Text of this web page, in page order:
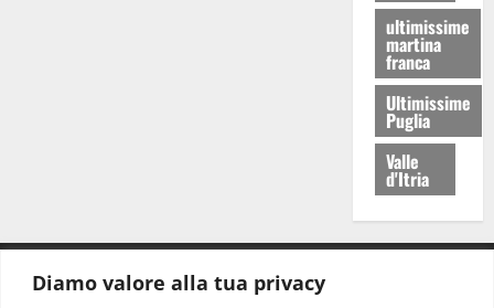
Diamo valore alla tua privacy
ultimissime
martina
franca
Ultimissime
Puglia
Valle
d'Itria